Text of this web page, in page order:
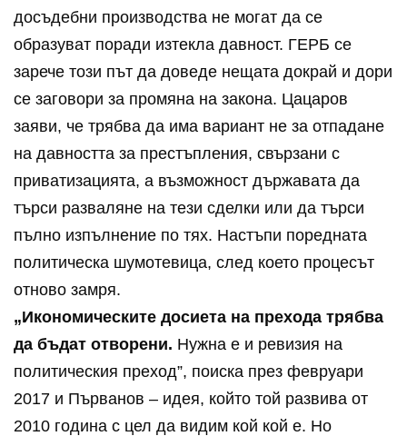
досъдебни производства не могат да се
образуват поради изтекла давност. ГЕРБ се
зарече този път да доведе нещата докрай и дори
се заговори за промяна на закона. Цацаров
заяви, че трябва да има вариант не за отпадане
на давността за престъпления, свързани с
приватизацията, а възможност държавата да
търси разваляне на тези сделки или да търси
пълно изпълнение по тях. Настъпи поредната
политическа шумотевица, след което процесът
отново замря.
„Икономическите досиета на прехода трябва
да бъдат отворени. Нужна е и ревизия на
политическия преход”, поиска през февруари
2017 и Първанов – идея, който той развива от
2010 година с цел да видим кой кой е. Но